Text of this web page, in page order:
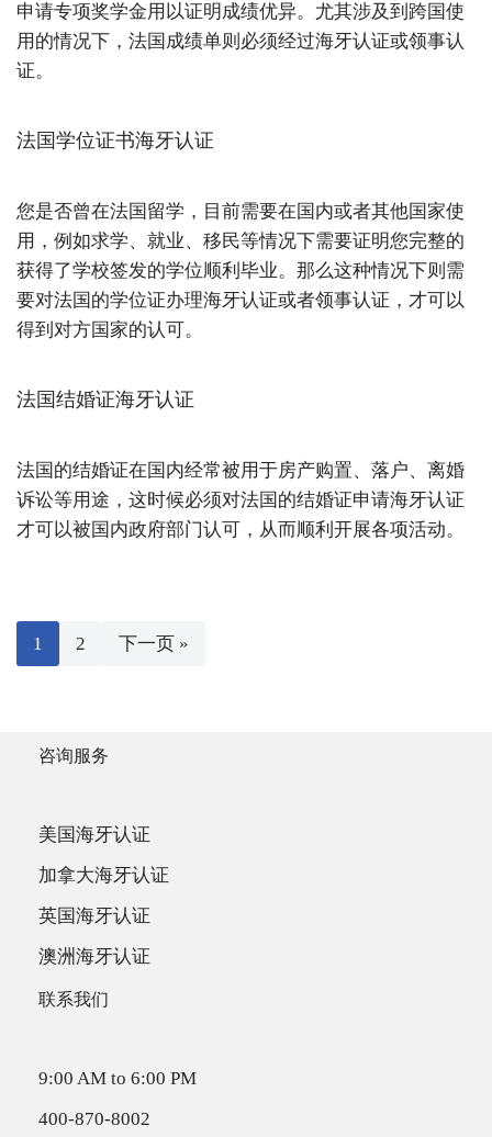
申请专项奖学金用以证明成绩优异。尤其涉及到跨国使
用的情况下，法国成绩单则必须经过海牙认证或领事认
证。
法国学位证书海牙认证
您是否曾在法国留学，目前需要在国内或者其他国家使
用，例如求学、就业、移民等情况下需要证明您完整的
获得了学校签发的学位顺利毕业。那么这种情况下则需
要对法国的学位证办理海牙认证或者领事认证，才可以
得到对方国家的认可。
法国结婚证海牙认证
法国的结婚证在国内经常被用于房产购置、落户、离婚
诉讼等用途，这时候必须对法国的结婚证申请海牙认证
才可以被国内政府部门认可，从而顺利开展各项活动。
1 2 下一页 »
咨询服务
美国海牙认证
加拿大海牙认证
英国海牙认证
澳洲海牙认证
联系我们
9:00 AM to 6:00 PM
400-870-8002